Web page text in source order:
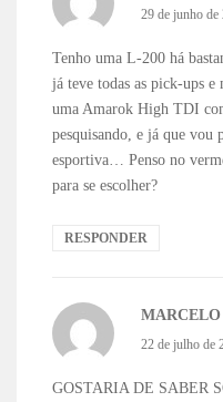
29 de junho de
Tenho uma L-200 há
já teve todas as pick-ups
uma Amarok High TDI
pesquisando, e já que
esportiva… Penso no
para se escolher?
RESPONDER
MARCELO
22 de julho de
GOSTARIA DE SABER